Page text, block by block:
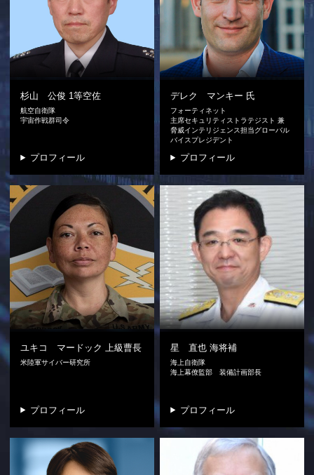
杉山 公俊 1等空佐
航空自衛隊
宇宙作戦群司令
プロフィール
デレク マンキー 氏
フォーティネット
主席セキュリティストラテジスト 兼
脅威インテリジェンス担当グローバル
バイスプレジデント
プロフィール
ユキコ マードック 上級曹長
米陸軍サイバー研究所
プロフィール
星 直也 海将補
海上自衛隊
海上幕僚監部 装備計画部長
プロフィール